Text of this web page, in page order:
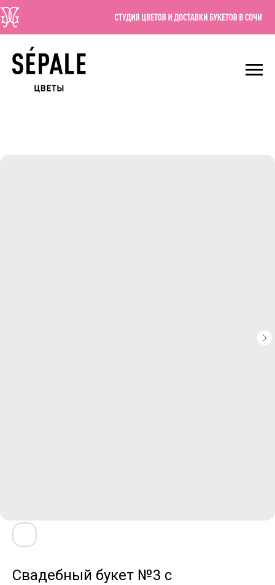
Свадебный букет №3 с